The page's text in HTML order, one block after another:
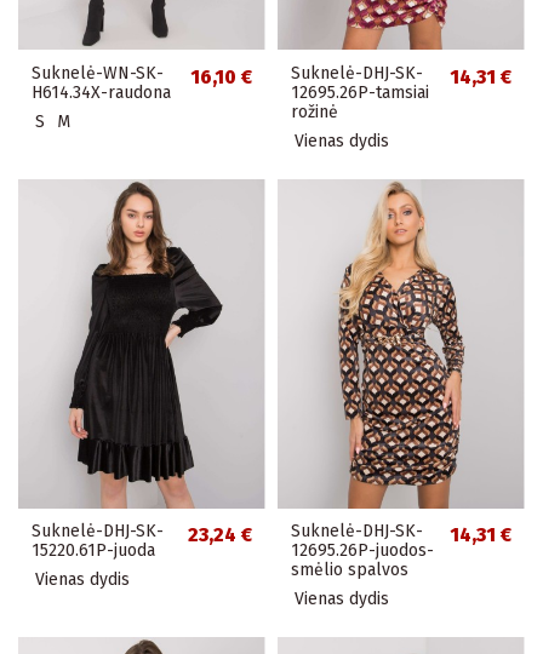
Suknelė-WN-SK-
H614.34X-raudona
16,10 €
S M
Suknelė-DHJ-SK-
12695.26P-tamsiai
rožinė
14,31 €
Vienas dydis
Suknelė-DHJ-SK-
15220.61P-juoda
23,24 €
Vienas dydis
Suknelė-DHJ-SK-
12695.26P-juodos-
smėlio spalvos
14,31 €
Vienas dydis